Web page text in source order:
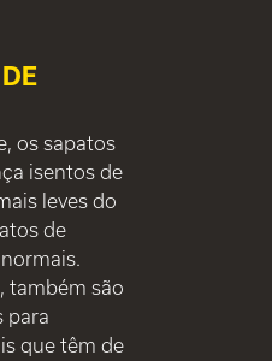
os sapatos
isentos de
leves do
de
também são
para
que têm de